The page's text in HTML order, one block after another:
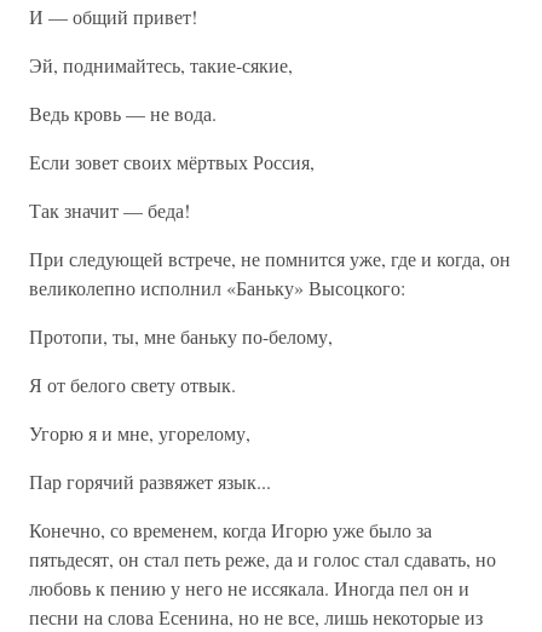
И — общий привет!
Эй, поднимайтесь, такие-сякие,
Ведь кровь — не вода.
Если зовет своих мёртвых Россия,
Так значит — беда!
При следующей встрече, не помнится уже, где и когда, он
великолепно исполнил «Баньку» Высоцкого:
Протопи, ты, мне баньку по-белому,
Я от белого свету отвык.
Угорю я и мне, угорелому,
Пар горячий развяжет язык...
Конечно, со временем, когда Игорю уже было за
пятьдесят, он стал петь реже, да и голос стал сдавать, но
любовь к пению у него не иссякала. Иногда пел он и
песни на слова Есенина, но не все, лишь некоторые из